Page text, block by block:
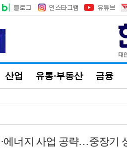
산업 유통·부동산 금융
에너지 사업 공략…중장기